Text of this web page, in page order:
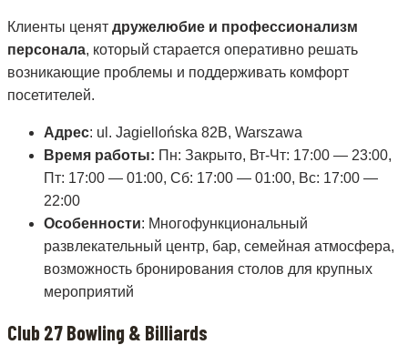
Клиенты ценят дружелюбие и профессионализм
персонала, который старается оперативно решать
возникающие проблемы и поддерживать комфорт
посетителей.
Адрес: ul. Jagiellońska 82B, Warszawa
Время работы: Пн: Закрыто, Вт-Чт: 17:00 — 23:00,
Пт: 17:00 — 01:00, Сб: 17:00 — 01:00, Вс: 17:00 —
22:00
Особенности: Многофункциональный
развлекательный центр, бар, семейная атмосфера,
возможность бронирования столов для крупных
мероприятий
Club 27 Bowling & Billiards